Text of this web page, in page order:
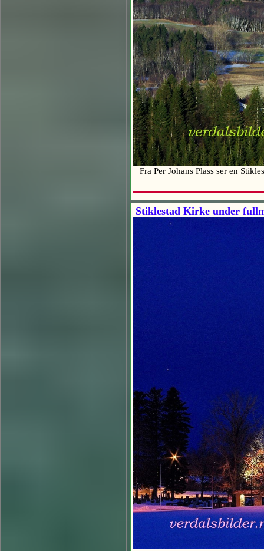
Fra Per Johans Plass ser en
Stiklestad Kirke under